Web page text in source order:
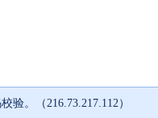
验。（216.73.217.112）